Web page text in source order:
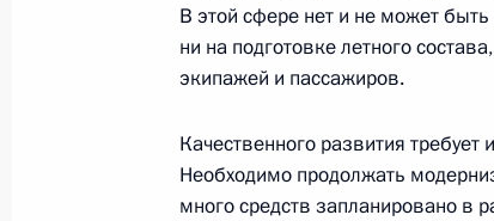
15 декабря 2006 года, 18:08 Москва,
Лукашенко
15 декабря 2006 года, 17:10 Москва,
В этой сфере нет и не может
ни на подготовке летного
экипажей и пассажиров.
Качественного развития
Необходимо продолжать
много средств запланировано в